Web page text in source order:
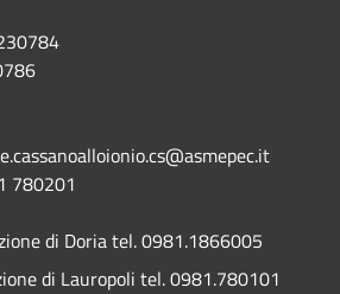
780201
di Doria tel. 0981.1866005
di Lauropoli tel. 0981.780101